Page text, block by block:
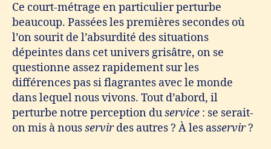
Ce court-métrage en particulier perturbe
beaucoup. Passées les premières secondes où
l’on sourit de l’absurdité des situations
dépeintes dans cet univers grisâtre, on se
questionne assez rapidement sur les
différences pas si flagrantes avec le monde
dans lequel nous vivons. Tout d’abord, il
perturbe notre perception duservice : se serait-
on mis à nousservirdes autres ? À les asservir?